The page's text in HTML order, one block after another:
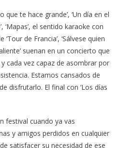
que te hace grande’, ‘Un día en el
‘Mapas’, el sentido karaoke con
‘Tour de Francia’, ‘Sálvese quien
suenan en un concierto que
cada vez capaz de asombrar por
Estamos cansados de
disfrutarlo. El final con ‘Los días
festival cuando ya vas
y amigos perdidos en cualquier
satisfacer su necesidad de ese